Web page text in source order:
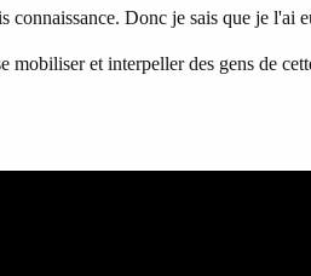
connaissance. Donc je sais que je l'ai
mobiliser et interpeller des gens de